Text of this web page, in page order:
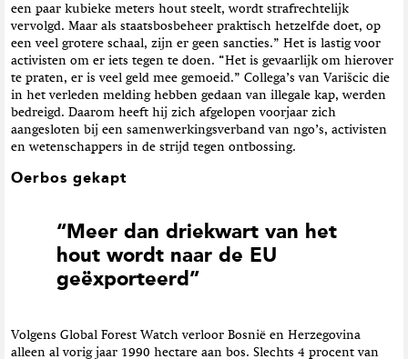
een paar kubieke meters hout steelt, wordt strafrechtelijk
vervolgd. Maar als staatsbosbeheer praktisch hetzelfde doet, op
een veel grotere schaal, zijn er geen sancties.” Het is lastig voor
activisten om er iets tegen te doen. “Het is gevaarlijk om hierover
te praten, er is veel geld mee gemoeid.” Collega’s van Varišcic die
in het verleden melding hebben gedaan van illegale kap, werden
bedreigd. Daarom heeft hij zich afgelopen voorjaar zich
aangesloten bij een samenwerkingsverband van ngo’s, activisten
en wetenschappers in de strijd tegen ontbossing.
Oerbos gekapt
“Meer dan driekwart van het
hout wordt naar de EU
geëxporteerd”
Volgens Global Forest Watch verloor Bosnië en Herzegovina
alleen al vorig jaar 1990 hectare aan bos. Slechts 4 procent van